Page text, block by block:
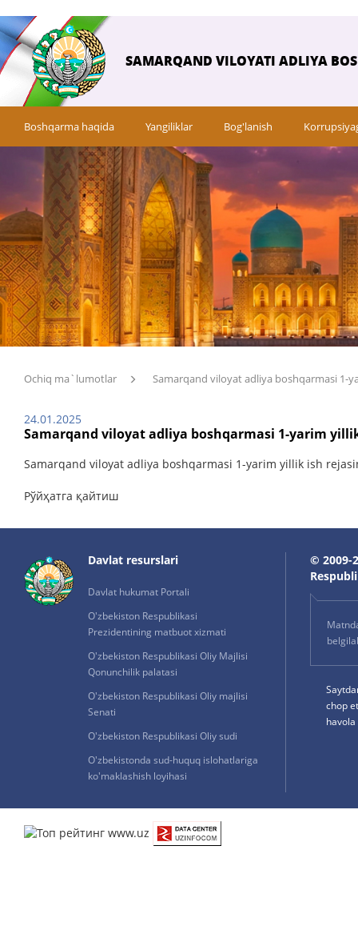
SAMARQAND VILOYATI ADLIYA
Boshqarma haqida Yangiliklar Bog'lanish
Ochiq ma`lumotlar Samarqand viloyat adliya boshqarmasi 1-
24.01.2025
Samarqand viloyat adliya boshqarmasi 1-yarim
Samarqand viloyat adliya boshqarmasi 1-yarim yillik ish
Рўйҳатга қайтиш
Davlat resurslari
Davlat hukumat Portali
O'zbekiston Respublikasi
Prezidentining matbuot xizmati
O'zbekiston Respublikasi Oliy Majlisi
Qonunchilik palatasi
O'zbekiston Respublikasi Oliy majlisi
Senati
O'zbekiston Respublikasi Oliy sudi
O'zbekistonda sud-huquq islohatlariga
ko'maklashish loyihasi
© 2009-
chop